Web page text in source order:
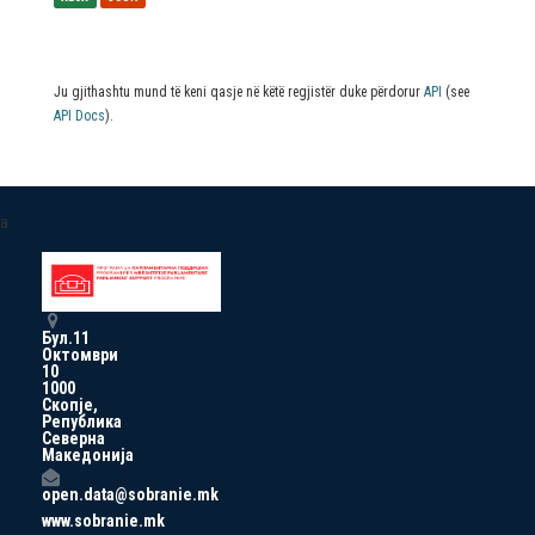
Ju gjithashtu mund të keni qasje në këtë regjistër duke përdorur API (see
API Docs).
a
Бул.11
Октомври
10
1000
Скопје,
Република
Северна
Македонија
open.data@sobranie.mk
www.sobranie.mk